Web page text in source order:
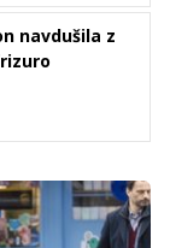
navdušila z